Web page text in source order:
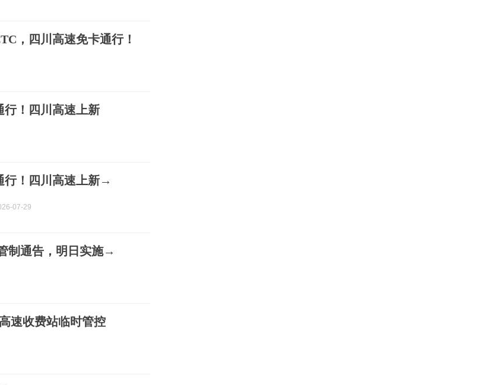
，四川高速免卡通行！
行！四川高速上新
行！四川高速上新→
07-29
制通告，明日实施→
速收费站临时管控